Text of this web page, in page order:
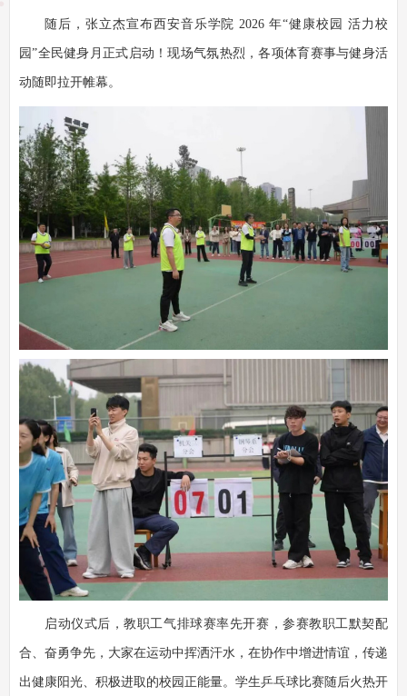
随后，张立杰宣布西安音乐学院 2026 年“健康校园 活力校
园”全民健身月正式启动！现场气氛热烈，各项体育赛事与健身活
动随即拉开帷幕。
启动仪式后，教职工气排球赛率先开赛，参赛教职工默契配
合、奋勇争先，大家在运动中挥洒汗水，在协作中增进情谊，传递
出健康阳光、积极进取的校园正能量。学生乒乓球比赛随后火热开